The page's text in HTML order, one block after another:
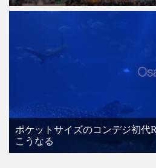
ポケットサイズのコンデジ初代
こうなる